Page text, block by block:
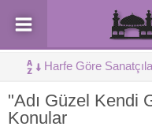
Harfe Göre
"Adı Güzel Kendi
Konular